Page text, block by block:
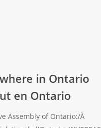
in Ontario
en Ontario
Assembly of Ontario:/À